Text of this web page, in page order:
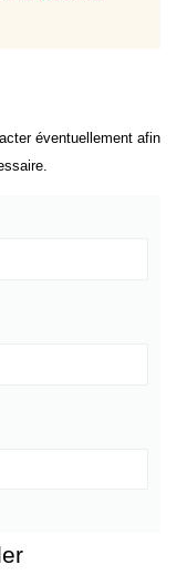
éventuellement afin